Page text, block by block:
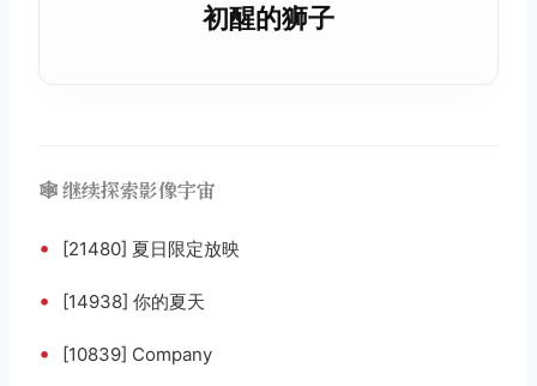
初醒的狮子
🕸️ 继续探索影像宇宙
• [21480] 夏日限定放映
• [14938] 你的夏天
• [10839] Company